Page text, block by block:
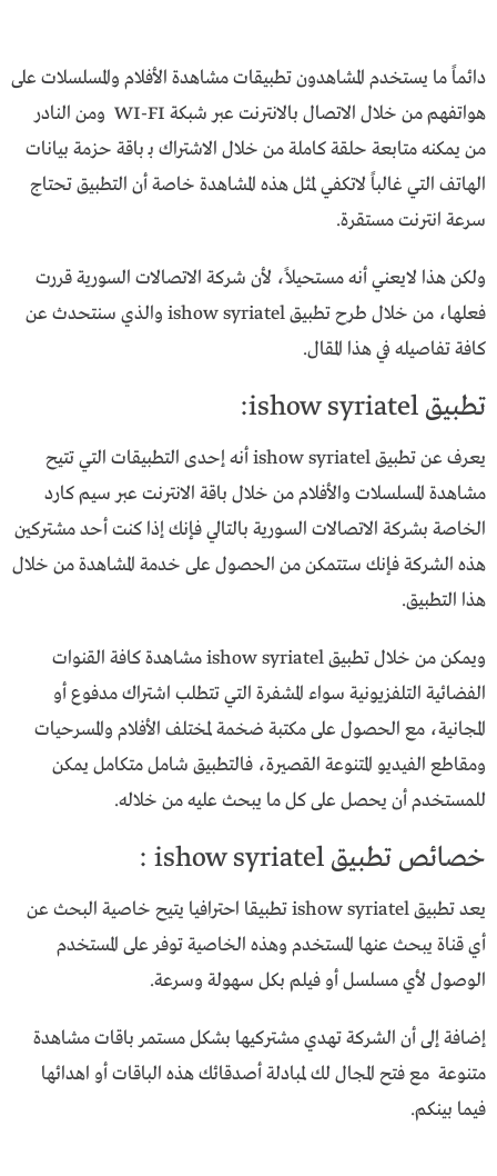
دائماً ما يستخدم المشاهدون تطبيقات مشاهدة الأفلام والمسلسلات على
هواتفهم من خلال الاتصال بالانترنت عبر شبكة WI-FI ومن النادر
من يمكنه متابعة حلقة كاملة من خلال الاشتراك بـ باقة حزمة بيانات
الهاتف التي غالباً لاتكفي لمثل هذه المشاهدة خاصة أن التطبيق تحتاج
سرعة انترنت مستقرة.
ولكن هذا لايعني أنه مستحيلاً، لأن شركة الاتصالات السورية قررت
فعلها، من خلال طرح تطبيق ishow syriatel والذي سنتحدث عن
كافة تفاصيله في هذا المقال.
تطبيق ishow syriatel:
يعرف عن تطبيق ishow syriatel أنه إحدى التطبيقات التي تتيح
مشاهدة المسلسلات والأفلام من خلال باقة الانترنت عبر سيم كارد
الخاصة بشركة الاتصالات السورية بالتالي فإنك إذا كنت أحد مشتركين
هذه الشركة فإنك ستتمكن من الحصول على خدمة المشاهدة من خلال
هذا التطبيق.
ويمكن من خلال تطبيق ishow syriatel مشاهدة كافة القنوات
الفضائية التلفزيونية سواء المشفرة التي تتطلب اشتراك مدفوع أو
المجانية، مع الحصول على مكتبة ضخمة لمختلف الأفلام والمسرحيات
ومقاطع الفيديو المتنوعة القصيرة، فالتطبيق شامل متكامل يمكن
للمستخدم أن يحصل على كل ما يبحث عليه من خلاله.
خصائص تطبيق ishow syriatel :
يعد تطبيق ishow syriatel تطبيقا احترافيا يتيح خاصية البحث عن
أي قناة يبحث عنها المستخدم وهذه الخاصية توفر على المستخدم
الوصول لأي مسلسل أو فيلم بكل سهولة وسرعة.
إضافة إلى أن الشركة تهدي مشتركيها بشكل مستمر باقات مشاهدة
متنوعة مع فتح المجال لك لمبادلة أصدقائك هذه الباقات أو اهدائها
فيما بينكم.